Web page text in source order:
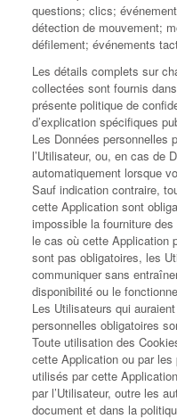
questions; clics;
détection de mouvement;
défilement; événements
Les détails complets sur
collectées sont fournis
présente politique de
d’explication spécifiques
Les Données personnelles
l’Utilisateur, ou, en cas de
automatiquement lorsque
Sauf indication contraire,
cette Application sont
impossible la fourniture
le cas où cette Application
sont pas obligatoires, les
communiquer sans
disponibilité ou le
Les Utilisateurs qui
personnelles obligatoires
Toute utilisation des
cette Application ou par
utilisés par cette
par l’Utilisateur, outre les
document et dans la